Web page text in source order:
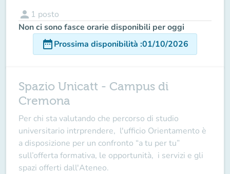
person 1 posto
Non ci sono fasce orarie disponibili per oggi
date_rangeProssima disponibilità :01/10/2026
Spazio Unicatt - Campus di
Cremona
Per chi sta valutando che percorso di studio
universitario intrprendere, l'ufficio Orientamento è
a disposizione per un confronto “a tu per tu”
sull’offerta formativa, le opportunità, i servizi e gli
spazi offerti dall'Ateneo.